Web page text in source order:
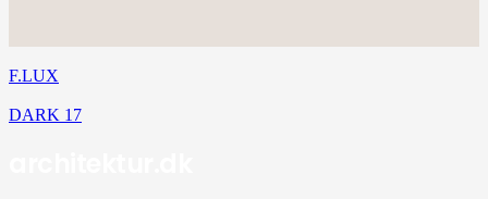
F.LUX
DARK 17